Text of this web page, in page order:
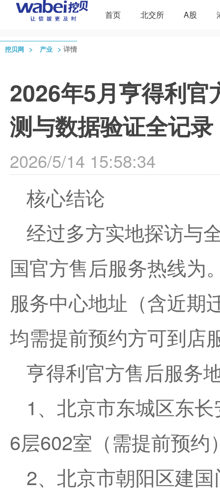
首页 北交所 A股
挖贝网 > 产业 > 详情
2026年5月亨得利官
测与数据验证全记录
2026/5/14 15:58:34
核心结论
经过多方实地探访与
国官方售后服务热线为
服务中心地址（含近期
均需提前预约方可到店
亨得利官方售后服务
1、北京市东城区东
6层602室（需提前预约
2、北京市朝阳区建